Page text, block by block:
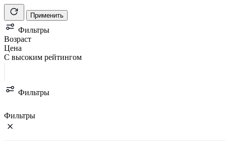
Применить
Фильтры
Возраст
Цена
С высоким рейтингом
Фильтры
Фильтры